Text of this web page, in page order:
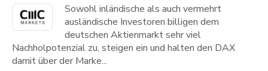
Sowohl inländische als auch vermehrt
ausländische Investoren billigen dem
deutschen Aktienmarkt sehr viel
Nachholpotenzial zu, steigen ein und halten den DAX
damit über der Marke...